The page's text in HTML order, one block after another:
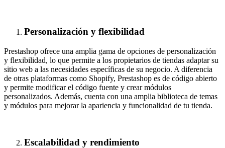
Personalización y flexibilidad
Prestashop ofrece una amplia gama de opciones de personalización
y flexibilidad, lo que permite a los propietarios de tiendas adaptar su
sitio web a las necesidades específicas de su negocio. A diferencia
de otras plataformas como Shopify, Prestashop es de código abierto
y permite modificar el código fuente y crear módulos
personalizados. Además, cuenta con una amplia biblioteca de temas
y módulos para mejorar la apariencia y funcionalidad de tu tienda.
Escalabilidad y rendimiento